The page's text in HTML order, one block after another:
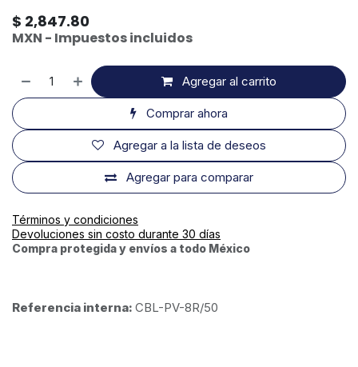
$ 2,847.80
MXN - Impuestos incluidos
Agregar al carrito
Comprar ahora
Agregar para comparar
Agregar a la lista de deseos
Términos y condiciones
Devoluciones sin costo durante 30 días
Compra protegida y envíos a todo México
Referencia interna: CBL-PV-8R/50